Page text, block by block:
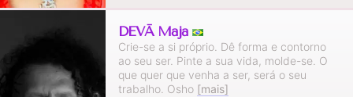
DEVĀ Mājā
Crie-se a si próprio. Dê forma e contorno
ao seu ser. Pinte a sua vida, molde-se. O
que quer que venha a ser, será o seu
trabalho. Osho [mais]